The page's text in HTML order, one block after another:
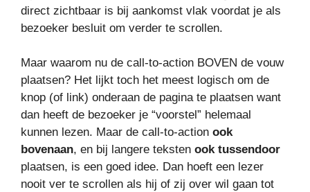
direct zichtbaar is bij aankomst vlak voordat je als
bezoeker besluit om verder te scrollen.
Maar waarom nu de call-to-action BOVEN de vouw
plaatsen? Het lijkt toch het meest logisch om de
knop (of link) onderaan de pagina te plaatsen want
dan heeft de bezoeker je “voorstel” helemaal
kunnen lezen. Maar de call-to-action ook
bovenaan, en bij langere teksten ook tussendoor
plaatsen, is een goed idee. Dan hoeft een lezer
nooit ver te scrollen als hij of zij over wil gaan tot